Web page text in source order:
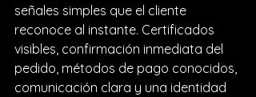
señales simples que el cliente
reconoce al instante. Certificados
visibles, confirmación inmediata del
pedido, métodos de pago conocidos,
comunicación clara y una identidad